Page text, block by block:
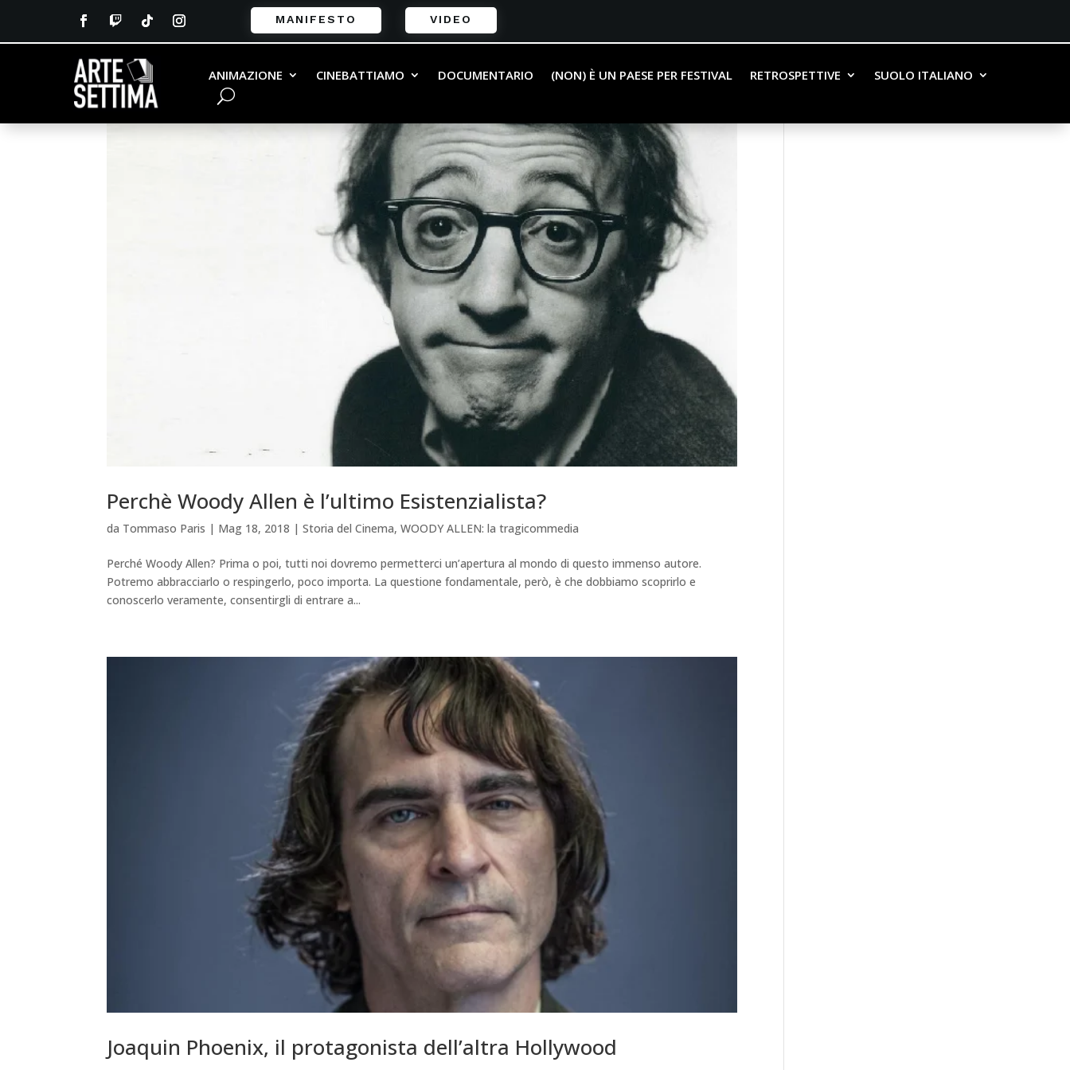
MANIFESTO VIDEO
ANIMAZIONE CINEBATTIAMO DOCUMENTARIO (NON) È UN PAESE PER FESTIVAL RETROSPETTIVE SUOLO ITALIANO
Perchè Woody Allen è l’ultimo Esistenzialista?
da Tommaso Paris | Mag 18, 2018 |Storia del Cinema,WOODY ALLEN: la tragicommedia
Perché Woody Allen? Prima o poi, tutti noi dovremo permetterci un’apertura al mondo di questo immenso autore.
Potremo abbracciarlo o respingerlo, poco importa. La questione fondamentale, però, è che dobbiamo scoprirlo e
conoscerlo veramente, consentirgli di entrare a...
Joaquin Phoenix, il protagonista dell’altra Hollywood